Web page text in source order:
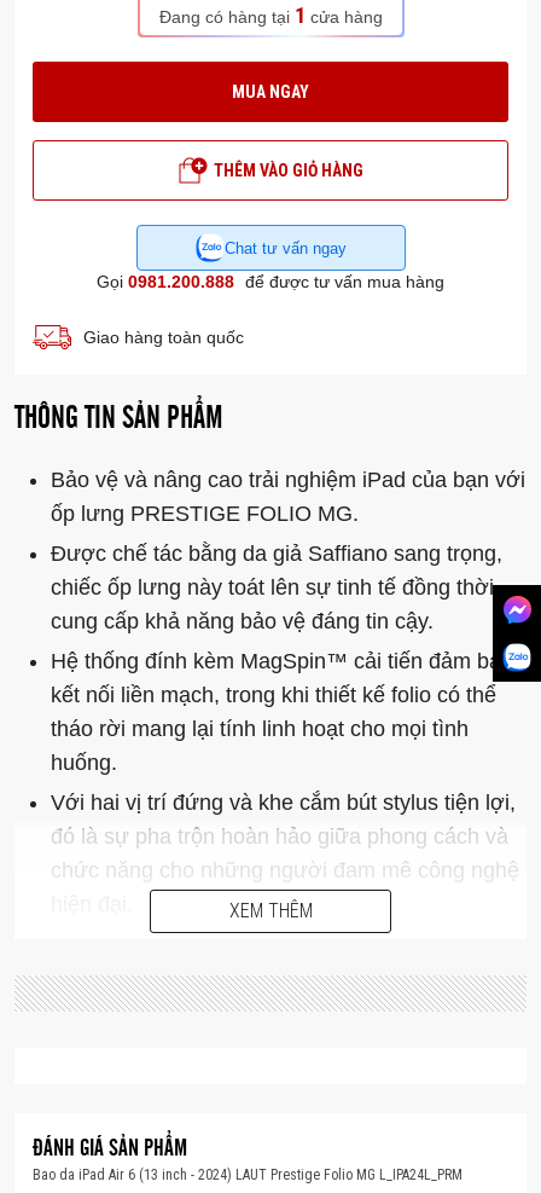
Đang có hàng tại 1 cửa hàng
MUA NGAY
THÊM VÀO GIỎ HÀNG
Chat tư vấn ngay
Gọi 0981.200.888 để được tư vấn mua hàng
Giao hàng toàn quốc
THÔNG TIN SẢN PHẨM
Bảo vệ và nâng cao trải nghiệm iPad của bạn với
ốp lưng PRESTIGE FOLIO MG.
Được chế tác bằng da giả Saffiano sang trọng,
chiếc ốp lưng này toát lên sự tinh tế đồng thời
cung cấp khả năng bảo vệ đáng tin cậy.
Hệ thống đính kèm MagSpin™ cải tiến đảm bảo
kết nối liền mạch, trong khi thiết kế folio có thể
tháo rời mang lại tính linh hoạt cho mọi tình
huống.
Với hai vị trí đứng và khe cắm bút stylus tiện lợi,
đó là sự pha trộn hoàn hảo giữa phong cách và
chức năng cho những người đam mê công nghệ
XEM THÊM
ĐÁNH GIÁ SẢN PHẨM
Bao da iPad Air 6 (13 inch - 2024) LAUT Prestige Folio MG L_IPA24L_PRM